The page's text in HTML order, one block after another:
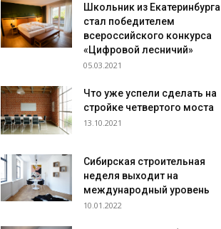
Школьник из Екатеринбурга
стал победителем
всероссийского конкурса
«Цифровой лесничий»
05.03.2021
Что уже успели сделать на
стройке четвертого моста
13.10.2021
Сибирская строительная
неделя выходит на
международный уровень
10.01.2022